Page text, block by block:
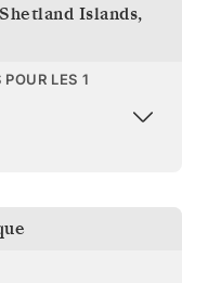
Islands,
LES 1